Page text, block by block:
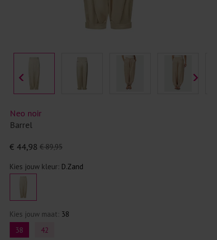
Neo noir
Barrel
€ 89,95
€ 44,98
Kies jouw kleur: D.Zand
Kies jouw maat: 38
38
42